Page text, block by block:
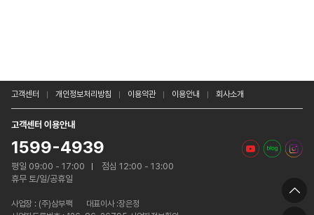
고객센터 개인정보처리방침 이용약관 이용안내 회사소개
고객센터 이용안내
1599-4939
평일 09:00 - 17:00
점심 12:00 - 13:00
휴무 토/일/공휴일
사업장 : (주)삼부팩
대표이사 :장은정